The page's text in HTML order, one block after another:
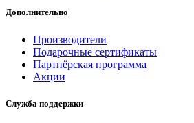
Дополнительно
Производители
Подарочные сертификаты
Партнёрская программа
Акции
Служба поддержки